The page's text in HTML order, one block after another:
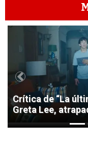
Crítica de “La
Greta Lee,
Previous